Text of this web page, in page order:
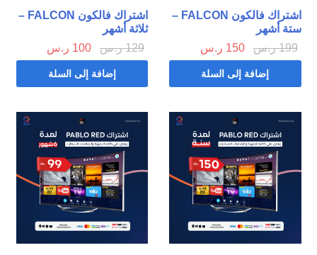
اشتراك فالكون FALCON –
ستة أشهر
199 ر.س 150 ر.س
إضافة إلى السلة
اشتراك فالكون FALCON –
ثلاثة أشهر
129 ر.س 100 ر.س
إضافة إلى السلة